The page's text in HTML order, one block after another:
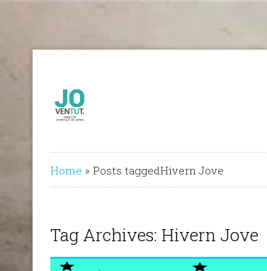
Home » Posts taggedHivern Jove
Tag Archives: Hivern Jove